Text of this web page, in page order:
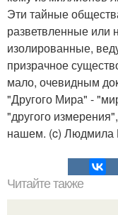
Эти тайные
разветвленные или
изолированные,
призрачное
мало, очевидным
"Другого Мира" -
"другого
нашем. (c) Людмила
Читайте также